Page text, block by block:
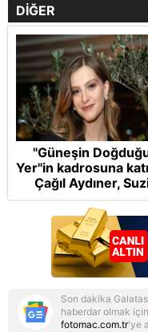
DİĞER
"Güneşin
Yer"in kadrosuna
Çağıl Aydıner,
karakteriyle
Son dakika
haberdar olmak için
fotomac.com.tr'ye